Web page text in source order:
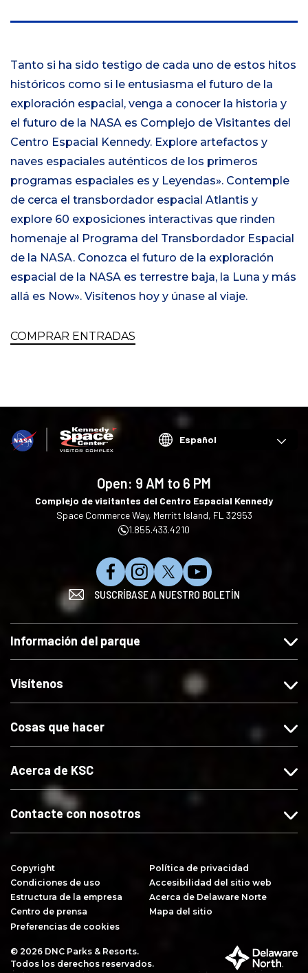
Tanto si ha sido testigo de cada uno de estos hitos
históricos como si le entusiasma el futuro de la
exploración espacial, venga a conocer la historia y
el futuro de la NASA es Complejo de Visitantes del
Centro Espacial Kennedy. Explore artefactos y
naves espaciales auténticos de los primeros
programas espaciales es y Leyendas». Contemple
de cerca el transbordador espacial Atlantis y
explore 60 exposiciones interactivas que rinden
homenaje al Programa del Transbordador Espacial
de la NASA. Conozca el futuro de la exploración
espacial de la NASA es terrestre baja, la Luna y más
allá es Now». Visítenos hoy y únase al viaje.
COMPRAR ENTRADAS
Choose
language
Open: 9 AM to 6 PM
Complejo de visitantes del Centro Espacial Kennedy
Space Commerce Way, Merritt Island, FL 32953
1.855.433.4210
S
í
u
e
n
F
e
b
S
í
u
e
n
I
t
a
S
í
u
n
X
S
u
c
i
b
i
e
Y
b
e
SUSCRÍBASE A NUESTRO BOLETÍN
Información del parque
Visítenos
Cosas que hacer
Acerca de KSC
Contacte con nosotros
Copyright
Política de privacidad
Condiciones de uso
Accesibilidad del sitio web
Estructura de la empresa
Acerca de Delaware Norte
Centro de prensa
Mapa del sitio
Preferencias de cookies
P
© 2026 DNC Parks & Resorts.
Todos los derechos reservados.